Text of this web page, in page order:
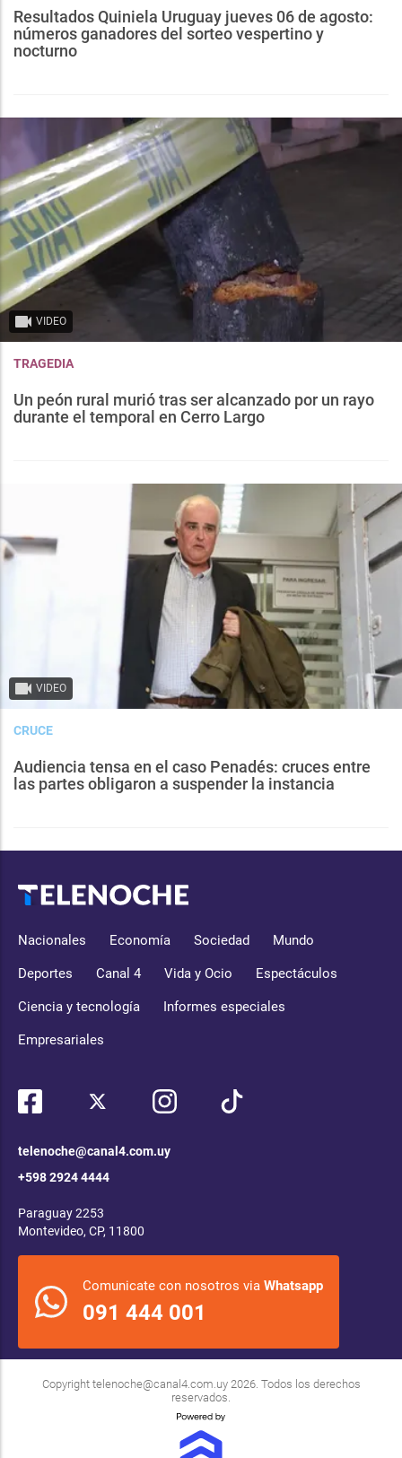
Resultados Quiniela Uruguay jueves 06 de agosto:
números ganadores del sorteo vespertino y
nocturno
VIDEO
TRAGEDIA
Un peón rural murió tras ser alcanzado por un rayo
durante el temporal en Cerro Largo
VIDEO
CRUCE
Audiencia tensa en el caso Penadés: cruces entre
las partes obligaron a suspender la instancia
Nacionales Economía Sociedad Mundo
Deportes Canal 4 Vida y Ocio Espectáculos
Ciencia y tecnología Informes especiales
Empresariales
telenoche@canal4.com.uy
+598 2924 4444
Paraguay 2253
Montevideo, CP, 11800
Comunicate con nosotros via Whatsapp
091 444 001
Copyright telenoche@canal4.com.uy2026. Todos los derechos
reservados.